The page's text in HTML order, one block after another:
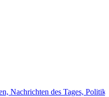
Nachrichten des Tages, Politik